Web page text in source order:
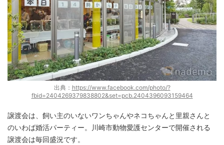
出典： https://www.facebook.com/photo/?
fbid=2404269379838802&set=pcb.2404396093159464
譲渡会は、飼い主のいないワンちゃんやネコちゃんと里親さんと
のいわば婚活パーティー。川崎市動物愛護センターで開催される
譲渡会は毎回盛況です。